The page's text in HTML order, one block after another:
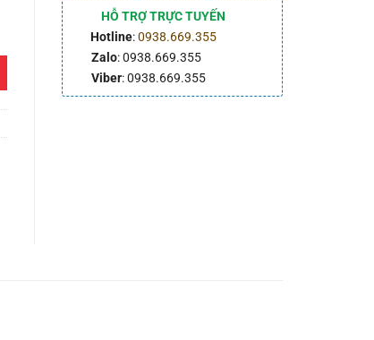
HỖ TRỢ TRỰC TUYẾN
Hotline:0938.669.355
Zalo: 0938.669.355
Viber: 0938.669.355